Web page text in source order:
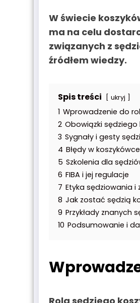
W świecie
ma na celu
związanych z
źródłem wiedzy.
Spis treści ukryj
1 Wprowadzenie do
2 Obowiązki sędziego
3 Sygnały i gesty
4 Błędy w
5 Szkolenia dla
6 FIBA i jej regulacje
7 Etyka sędziowania
8 Jak zostać sędzią
9 Przykłady znanych
10 Podsumowanie i